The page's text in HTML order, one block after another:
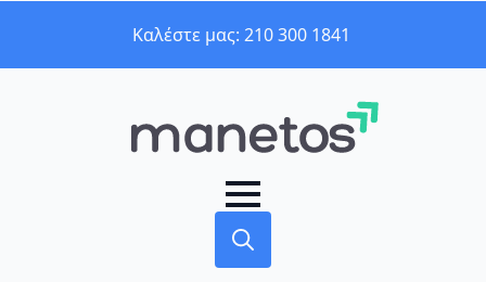
Καλέστε μας: 210 300 1841